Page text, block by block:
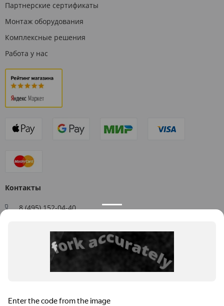
Партнерские сертификаты
Монтаж оборудования
Комплексные решения
Работа у нас
Контакты
8 (495) 152-04-40
109544, г. Москва, ул. Большая Андроньевская, д. 17
Схема проезда